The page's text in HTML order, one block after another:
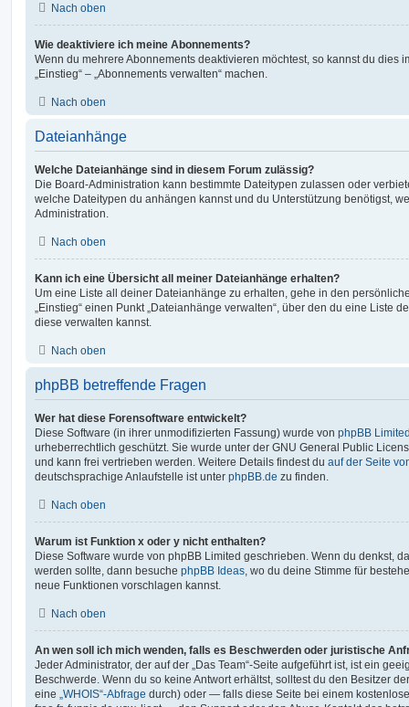
Nach oben
Wie deaktiviere ich meine Abonnements?
Wenn du mehrere Abonnements deaktivieren möchtest, so kannst du dies
„Einstieg“ – „Abonnements verwalten“ machen.
Nach oben
Dateianhänge
Welche Dateianhänge sind in diesem Forum zulässig?
Die Board-Administration kann bestimmte Dateitypen zulassen oder
welche Dateitypen du anhängen kannst und du Unterstützung benötigst,
Administration.
Nach oben
Kann ich eine Übersicht all meiner Dateianhänge erhalten?
Um eine Liste all deiner Dateianhänge zu erhalten, gehe in den
„Einstieg“ einen Punkt „Dateianhänge verwalten“, über den du eine Liste
diese verwalten kannst.
Nach oben
phpBB betreffende Fragen
Wer hat diese Forensoftware entwickelt?
Diese Software (in ihrer unmodifizierten Fassung) wurde von phpBB
urheberrechtlich geschützt. Sie wurde unter der GNU General Public
und kann frei vertrieben werden. Weitere Details findest du auf der Seite
deutschsprachige Anlaufstelle ist unter phpBB.de zu finden.
Nach oben
Warum ist Funktion x oder y nicht enthalten?
Diese Software wurde von phpBB Limited geschrieben. Wenn du denkst,
werden sollte, dann besuche phpBB Ideas , wo du deine Stimme für
neue Funktionen vorschlagen kannst.
Nach oben
An wen soll ich mich wenden, falls es Beschwerden oder juristische
Jeder Administrator, der auf der „Das Team“-Seite aufgeführt ist, ist ein
Beschwerde. Wenn du so keine Antwort erhältst, solltest du den Besitzer
eine „WHOIS“-Abfrage durch) oder — falls diese Seite bei einem